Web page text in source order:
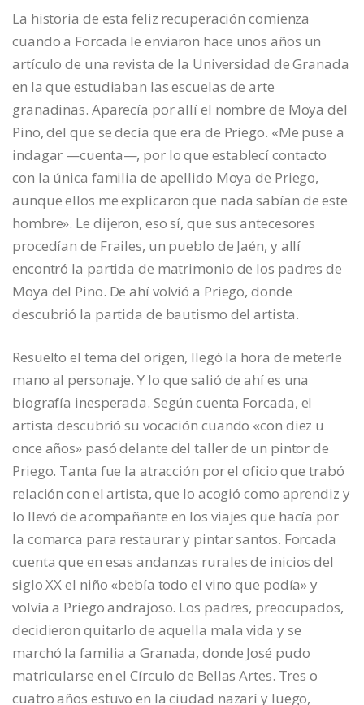
La historia de esta feliz recuperación comienza
cuando a Forcada le enviaron hace unos años un
artículo de una revista de la Universidad de Granada
en la que estudiaban las escuelas de arte
granadinas. Aparecía por allí el nombre de Moya del
Pino, del que se decía que era de Priego. «Me puse a
indagar —cuenta—, por lo que establecí contacto
con la única familia de apellido Moya de Priego,
aunque ellos me explicaron que nada sabían de este
hombre». Le dijeron, eso sí, que sus antecesores
procedían de Frailes, un pueblo de Jaén, y allí
encontró la partida de matrimonio de los padres de
Moya del Pino. De ahí volvió a Priego, donde
descubrió la partida de bautismo del artista.
Resuelto el tema del origen, llegó la hora de meterle
mano al personaje. Y lo que salió de ahí es una
biografía inesperada. Según cuenta Forcada, el
artista descubrió su vocación cuando «con diez u
once años» pasó delante del taller de un pintor de
Priego. Tanta fue la atracción por el oficio que trabó
relación con el artista, que lo acogió como aprendiz y
lo llevó de acompañante en los viajes que hacía por
la comarca para restaurar y pintar santos. Forcada
cuenta que en esas andanzas rurales de inicios del
siglo XX el niño «bebía todo el vino que podía» y
volvía a Priego andrajoso. Los padres, preocupados,
decidieron quitarlo de aquella mala vida y se
marchó la familia a Granada, donde José pudo
matricularse en el Círculo de Bellas Artes. Tres o
cuatro años estuvo en la ciudad nazarí y luego,